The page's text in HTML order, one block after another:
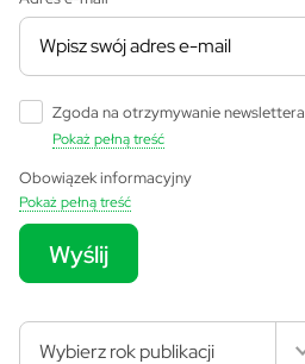
Zgoda na otrzymywanie newslettera
Pokaż pełną treść
Obowiązek informacyjny
Pokaż pełną treść
Wyślij
Wybierz rok publikacji